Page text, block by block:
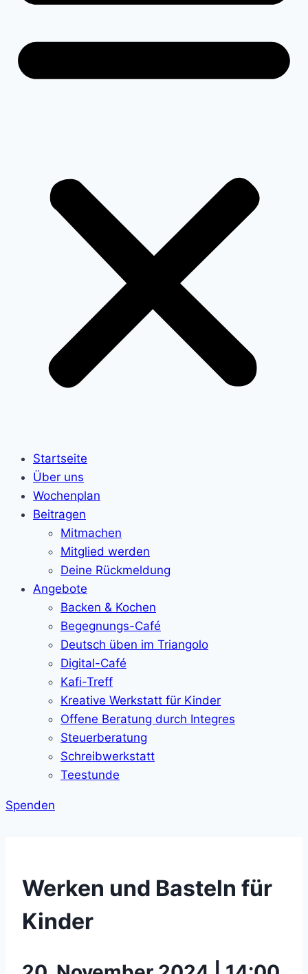
Startseite
Über uns
Wochenplan
Beitragen
Mitmachen
Mitglied werden
Deine Rückmeldung
Angebote
Backen & Kochen
Begegnungs-Café
Deutsch üben im Triangolo
Digital-Café
Kafi-Treff
Kreative Werkstatt für Kinder
Offene Beratung durch Integres
Steuerberatung
Schreibwerkstatt
Teestunde
Spenden
Werken und Basteln für
Kinder